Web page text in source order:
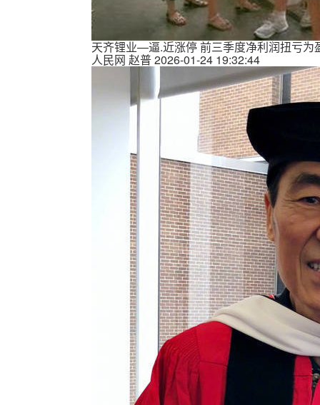
天齐锂业—逼.近涨停 前三季度净利润扭亏为
人民网 赵普2026-01-24 19:32:44